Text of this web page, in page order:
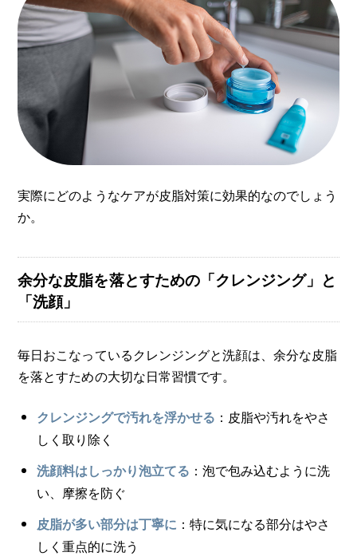
実際にどのようなケアが皮脂対策に効果的なのでしょう
か。
余分な皮脂を落とすための「クレンジング」と
「洗顔」
毎日おこなっているクレンジングと洗顔は、余分な皮脂
を落とすための大切な日常習慣です。
クレンジングで汚れを浮かせる ：皮脂や汚れをやさ
しく取り除く
洗顔料はしっかり泡立てる ：泡で包み込むように洗
い、摩擦を防ぐ
皮脂が多い部分は丁寧に ：特に気になる部分はやさ
しく重点的に洗う